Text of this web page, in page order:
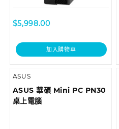
$5,998.00
加入購物車
ASUS
ASUS 華碩 Mini PC PN30
桌上電腦